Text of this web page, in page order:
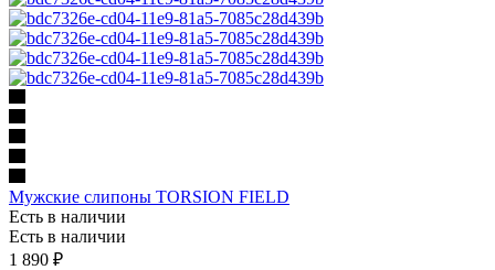
Мужские слипоны TORSION FIELD
Есть в наличии
Есть в наличии
1 890 ₽